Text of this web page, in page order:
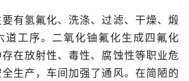
有氢氟化、洗涤、过滤、干燥、煅
道工序。二氧化铀氟化生成四氟化
在放射性、毒性、腐蚀性等职业危
生产，车间加强了通风。在简陋的